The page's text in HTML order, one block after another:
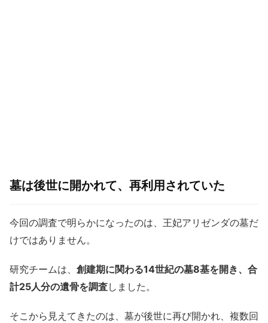
墓は後世に開かれて、再利用されていた
今回の調査で明らかになったのは、王妃アリゼンダの墓だ
けではありません。
研究チームは、 創建期に関わる14世紀の墓8基を開き、合
計25人分の遺骨を調査しました。
そこから見えてきたのは、墓が後世に再び開かれ、複数回